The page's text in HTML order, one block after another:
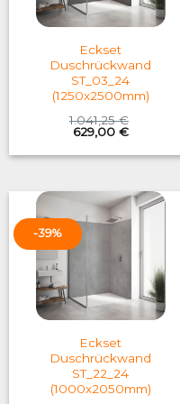
Eckset
Duschrückwand
ST_03_24
(1250x2500mm)
1.041,25€
Original
price
was:
629,00 €Current
is:
-39%
Eckset
Duschrückwand
ST_22_24
(1000x2050mm)